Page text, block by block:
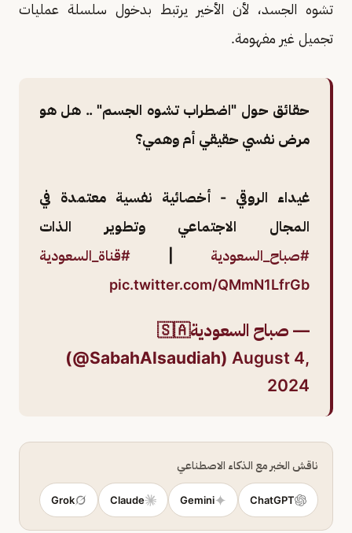
تشوه الجسد، لأن الأخير يرتبط بدخول سلسلة عمليات
تجميل غير مفهومة.
حقائق حول "اضطراب تشوه الجسم" .. هل هو
مرض نفسي حقيقي أم وهمي؟
غيداء الروقي - أخصائية نفسية معتمدة في
المجال الاجتماعي وتطوير الذات
#صباح_السعودية
#قناة_السعودية
pic.twitter.com/QMmN1LfrGb
— صباح السعودية🇸🇦
(@SabahAlsaudiah) August 4,
2024
ناقش الخبر مع الذكاء الاصطناعي
ChatGPT
Gemini
Claude
Grok